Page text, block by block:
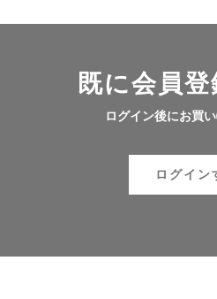
既に会員
ログイン後にお買
ログイン